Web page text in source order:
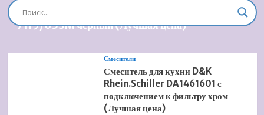
Душевая система встроенная Timo Briana SX-
7119/03SM черный (Лучшая цена)
Смесители
Смеситель для кухни D&K
Rhein.Schiller DA1461601 с
подключением к фильтру хром
(Лучшая цена)